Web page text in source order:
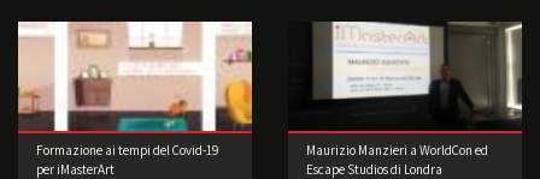
Formazione ai tempi del Covid-19
per iMasterArt
Maurizio Manzieri a WorldCon ed
Escape Studios di Londra